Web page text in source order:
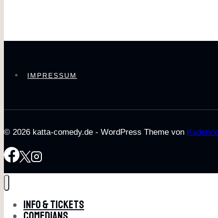
IMPRESSUM
© 2026 katta-comedy.de - WordPress Theme von
Info & Tickets